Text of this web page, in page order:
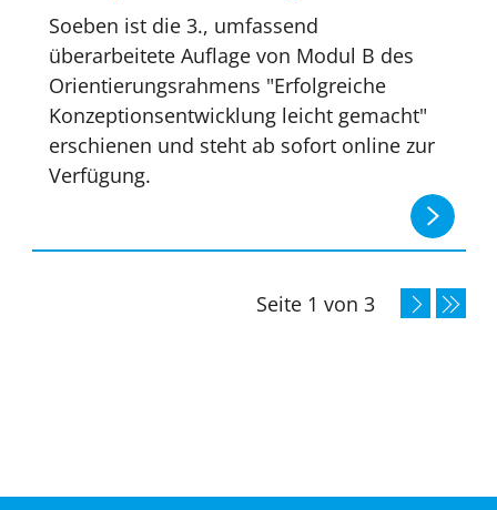
Soeben ist die 3., umfassend
überarbeitete Auflage von Modul B des
Orientierungsrahmens "Erfolgreiche
Konzeptionsentwicklung leicht gemacht"
erschienen und steht ab sofort online zur
Verfügung.
Seite 1 von 3